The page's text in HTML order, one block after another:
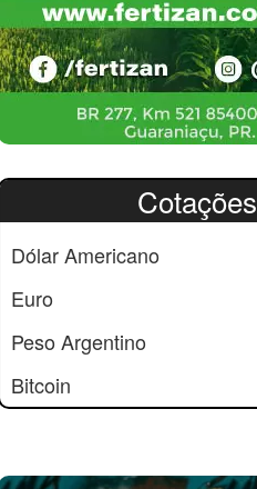
Cotações
Dólar Americano
Euro
Peso Argentino
Bitcoin